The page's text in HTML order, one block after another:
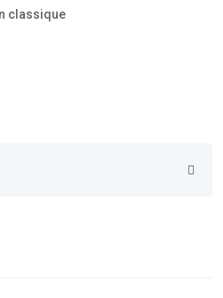
classique